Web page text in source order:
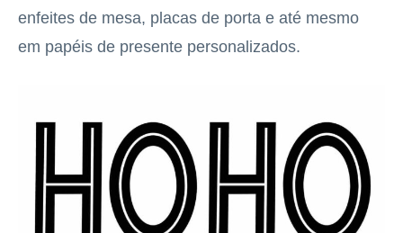
enfeites de mesa, placas de porta e até mesmo
em papéis de presente personalizados.